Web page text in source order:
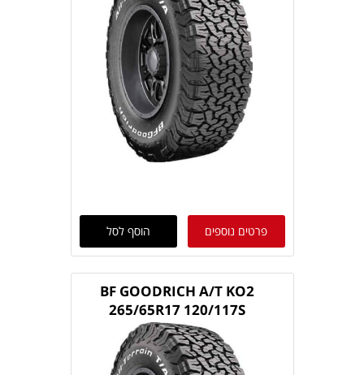
פרטים נוספים הוסף לסל
BF GOODRICH A/T KO2
265/65R17 120/117S